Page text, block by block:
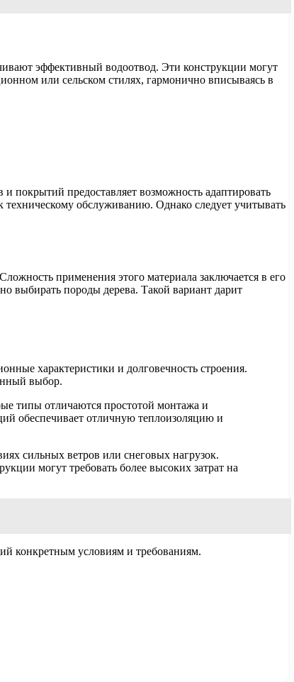
эффективный водоотвод. Эти конструкции могут
или сельском стилях, гармонично вписываясь в
покрытий предоставляет возможность адаптировать
обслуживанию. Однако следует учитывать
применения этого материала заключается в его
выбирать породы дерева. Такой вариант дарит
характеристики и долговечность строения.
выбор.
типы отличаются простотой монтажа и
обеспечивает отличную теплоизоляцию и
сильных ветров или снеговых нагрузок.
могут требовать более высоких затрат на
конкретным условиям и требованиям.